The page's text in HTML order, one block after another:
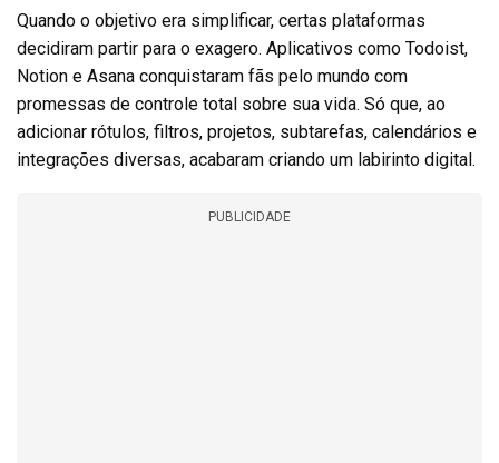
Quando o objetivo era simplificar, certas plataformas
decidiram partir para o exagero. Aplicativos como Todoist,
Notion e Asana conquistaram fãs pelo mundo com
promessas de controle total sobre sua vida. Só que, ao
adicionar rótulos, filtros, projetos, subtarefas, calendários e
integrações diversas, acabaram criando um labirinto digital.
PUBLICIDADE